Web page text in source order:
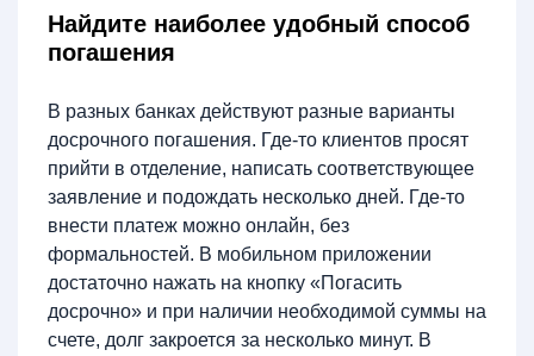
Найдите наиболее удобный способ
погашения
В разных банках действуют разные варианты
досрочного погашения. Где-то клиентов просят
прийти в отделение, написать соответствующее
заявление и подождать несколько дней. Где-то
внести платеж можно онлайн, без
формальностей. В мобильном приложении
достаточно нажать на кнопку «Погасить
досрочно» и при наличии необходимой суммы на
счете, долг закроется за несколько минут. В